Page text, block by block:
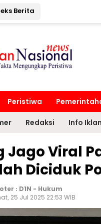
Berita
Peristiwa
Redaksi Info Iklan
Jago Viral
Diciduk
: D1N - Hukum
25 Jul 2025 22:53 WIB